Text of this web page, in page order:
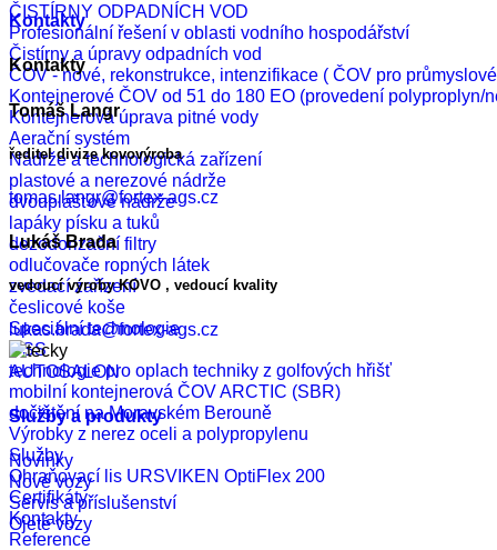
Kontakty
Kontakty
Tomáš Langr
ředitel divize kovovýroba
tomas.langr@fortex-ags.cz
Lukáš Brada
vedoucí výroby KOVO , vedoucí kvality
lukas.brada@fortex-ags.cz
AUTOSALON
Služby a produkty
Novinky
Nové vozy
Servis a příslušenství
Ojeté vozy
ČISTÍRNY ODPADNÍCH VOD
Profesionální řešení v oblasti vodního hospodářství
Čistírny a úpravy odpadních vod
ČOV - nové, rekonstrukce, intenzifikace ( ČOV pro
Kontejnerové ČOV od 51 do 180 EO (provedení polyproplyn/
Kontejnerová úprava pitné vody
Aerační systém
Nádrže a technologická zařízení
plastové a nerezové nádrže
dvouplášťové nádrže
lapáky písku a tuků
dezodorizační filtry
odlučovače ropných látek
zvedací zařízení
česlicové koše
Speciální technologie
OSS
technologie pro oplach techniky z golfových hřišť
mobilní kontejnerová ČOV ARCTIC (SBR)
dočištění na Moravském Berouně
Výrobky z nerez oceli a polypropylenu
Služby
Ohraňovací lis URSVIKEN OptiFlex 200
Certifikáty
Kontakty
Reference